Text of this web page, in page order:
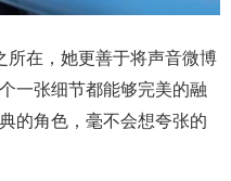
所在，她更善于将声音微博
一张细节都能够完美的融
的角色，毫不会想夸张的